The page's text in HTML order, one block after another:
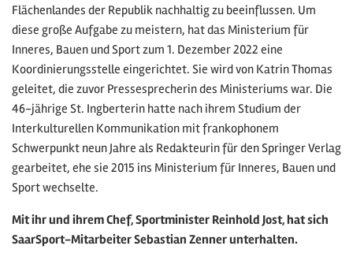
Flächenlandes der Republik nachhaltig zu beeinflussen. Um
diese große Aufgabe zu meistern, hat das Ministerium für
Inneres, Bauen und Sport zum 1. Dezember 2022 eine
Koordinierungsstelle eingerichtet. Sie wird von Katrin Thomas
geleitet, die zuvor Pressesprecherin des Ministeriums war. Die
46-jährige St. Ingberterin hatte nach ihrem Studium der
Interkulturellen Kommunikation mit frankophonem
Schwerpunkt neun Jahre als Redakteurin für den Springer Verlag
gearbeitet, ehe sie 2015 ins Ministerium für Inneres, Bauen und
Sport wechselte.
Mit ihr und ihrem Chef, Sportminister Reinhold Jost, hat sich
SaarSport-Mitarbeiter Sebastian Zenner unterhalten.